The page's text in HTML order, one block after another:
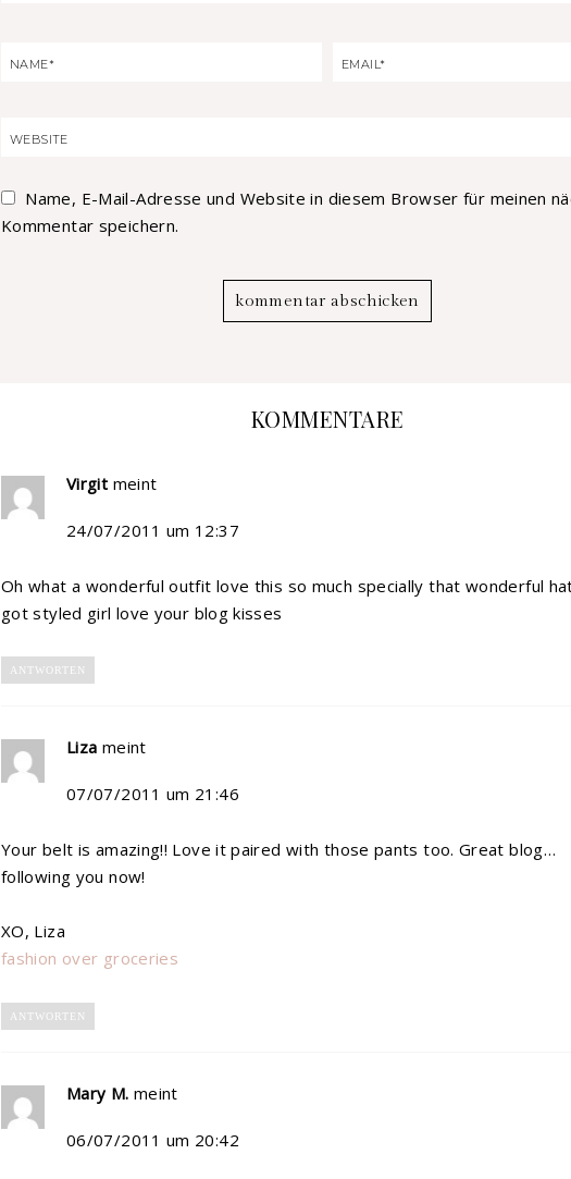
Name, E-Mail-Adresse und Website in diesem Browser für meinen
Kommentar speichern.
KOMMENTARE
Virgit meint
24/07/2011 um 12:37
Oh what a wonderful outfit love this so much specially that wonderful
got styled girl love your blog kisses
ANTWORTEN
Liza meint
07/07/2011 um 21:46
Your belt is amazing!! Love it paired with those pants too. Great blog…
following you now!
XO, Liza
fashion over groceries
ANTWORTEN
Mary M. meint
06/07/2011 um 20:42